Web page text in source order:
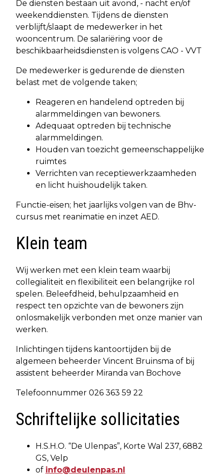
De diensten bestaan uit avond, - nacht en/of
weekenddiensten. Tijdens de diensten
verblijft/slaapt de medewerker in het
wooncentrum. De salariëring voor de
beschikbaarheidsdiensten is volgens CAO - VVT
De medewerker is gedurende de diensten
belast met de volgende taken;
Reageren en handelend optreden bij
alarmmeldingen van bewoners.
Adequaat optreden bij technische
alarmmeldingen.
Houden van toezicht gemeenschappelijke
ruimtes
Verrichten van receptiewerkzaamheden
en licht huishoudelijk taken.
Functie-eisen; het jaarlijks volgen van de Bhv-
cursus met reanimatie en inzet AED.
Klein team
Wij werken met een klein team waarbij
collegialiteit en flexibiliteit een belangrijke rol
spelen. Beleefdheid, behulpzaamheid en
respect ten opzichte van de bewoners zijn
onlosmakelijk verbonden met onze manier van
werken.
Inlichtingen tijdens kantoortijden bij de
algemeen beheerder Vincent Bruinsma of bij
assistent beheerder Miranda van Bochove
Telefoonnummer 026 363 59 22
Schriftelijke sollicitaties
H.S.H.O. “De Ulenpas”, Korte Wal 237, 6882
GS, Velp
of info@deulenpas.nl